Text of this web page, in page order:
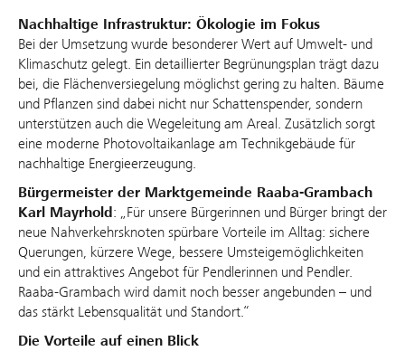
Nachhaltige Infrastruktur: Ökologie im Fokus
Bei der Umsetzung wurde besonderer Wert auf Umwelt- und
Klimaschutz gelegt. Ein detaillierter Begrünungsplan trägt dazu
bei, die Flächenversiegelung möglichst gering zu halten. Bäume
und Pflanzen sind dabei nicht nur Schattenspender, sondern
unterstützen auch die Wegeleitung am Areal. Zusätzlich sorgt
eine moderne Photovoltaikanlage am Technikgebäude für
nachhaltige Energieerzeugung.
Bürgermeister der Marktgemeinde Raaba‑Grambach
Karl Mayrhold: „Für unsere Bürgerinnen und Bürger bringt der
neue Nahverkehrsknoten spürbare Vorteile im Alltag: sichere
Querungen, kürzere Wege, bessere Umsteigemöglichkeiten
und ein attraktives Angebot für Pendlerinnen und Pendler.
Raaba‑Grambach wird damit noch besser angebunden – und
das stärkt Lebensqualität und Standort.“
Die Vorteile auf einen Blick